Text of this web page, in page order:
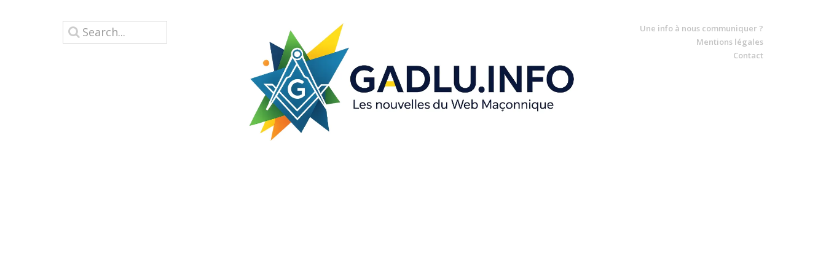
Une info à nous communiquer ?
Mentions légales
Contact